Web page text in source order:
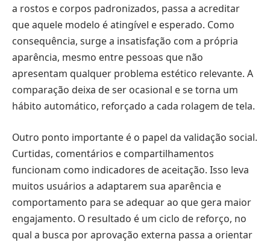
a rostos e corpos padronizados, passa a acreditar
que aquele modelo é atingível e esperado. Como
consequência, surge a insatisfação com a própria
aparência, mesmo entre pessoas que não
apresentam qualquer problema estético relevante. A
comparação deixa de ser ocasional e se torna um
hábito automático, reforçado a cada rolagem de tela.
Outro ponto importante é o papel da validação social.
Curtidas, comentários e compartilhamentos
funcionam como indicadores de aceitação. Isso leva
muitos usuários a adaptarem sua aparência e
comportamento para se adequar ao que gera maior
engajamento. O resultado é um ciclo de reforço, no
qual a busca por aprovação externa passa a orientar